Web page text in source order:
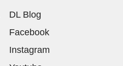
DL Blog
Facebook
Instagram